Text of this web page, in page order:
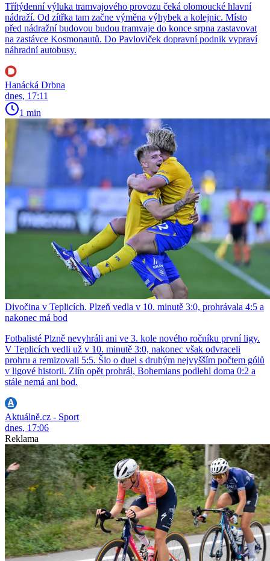
Třítýdenní výluka tramvajového provozu čeká olomoucké hlavní
nádraží. Od zítřka tam začne výměna výhybek a kolejnic. Místo
před nádražní budovou budou tramvaje do konce srpna zastavovat
na zastávce Kosmonautů. Do Pavloviček dopravní podnik vypraví
náhradní autobusy.
Hanácká Drbna
dnes, 17:11
1 min
Divočina v Teplicích. Plzeň vedla v 10. minutě 3:0, prohrávala 4:5 a
nakonec má bod
Fotbalisté Plzně nevyhráli ani ve 3. kole nového ročníku první ligy.
V Teplicích vedli už v 10. minutě 3:0, nakonec však odvraceli
prohru a remizovali 5:5. Šlo o duel s druhým nejvyšším počtem gólů
v ligové historii. Zlín opět prohrál, Bohemians podlehl doma 0:2 a
stále nemá ani bod.
Aktuálně.cz - Sport
dnes, 17:06
Reklama